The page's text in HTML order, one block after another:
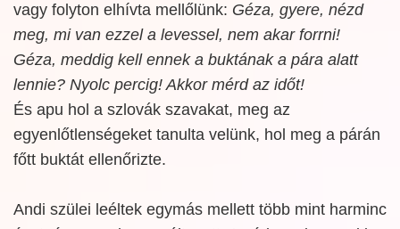
vagy folyton elhívta mellőlünk: Géza, gyere, nézd
meg, mi van ezzel a levessel, nem akar forrni!
Géza, meddig kell ennek a buktának a pára alatt
lennie? Nyolc percig! Akkor mérd az időt!
És apu hol a szlovák szavakat, meg az
egyenlőtlenségeket tanulta velünk, hol meg a párán
főtt buktát ellenőrizte.
Andi szülei leéltek egymás mellett több mint harminc